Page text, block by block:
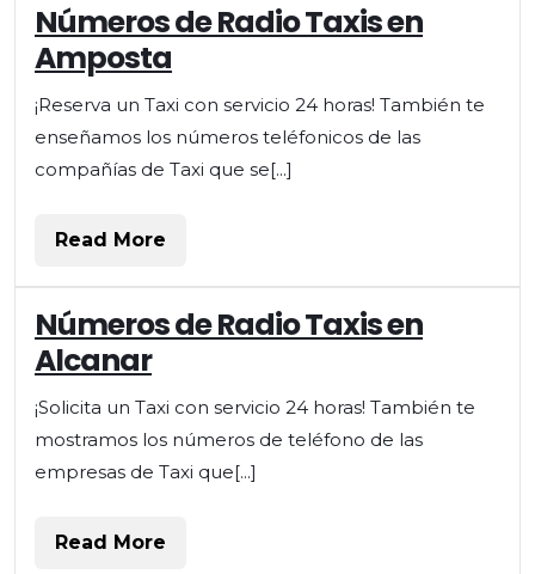
Números de Radio Taxis en
Amposta
¡Reserva un Taxi con servicio 24 horas! También te
enseñamos los números teléfonicos de las
compañías de Taxi que se[...]
Read More
Números de Radio Taxis en
Alcanar
¡Solicita un Taxi con servicio 24 horas! También te
mostramos los números de teléfono de las
empresas de Taxi que[...]
Read More